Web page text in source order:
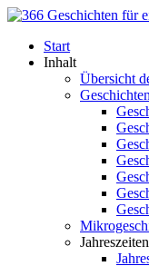
Start
Inhalt
Übersicht